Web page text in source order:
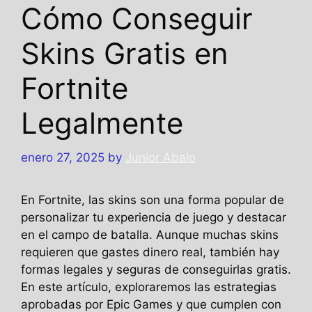
Cómo Conseguir
Skins Gratis en
Fortnite
Legalmente
enero 27, 2025 by Junior Abalo
En Fortnite, las skins son una forma popular de
personalizar tu experiencia de juego y destacar
en el campo de batalla. Aunque muchas skins
requieren que gastes dinero real, también hay
formas legales y seguras de conseguirlas gratis.
En este artículo, exploraremos las estrategias
aprobadas por Epic Games y que cumplen con